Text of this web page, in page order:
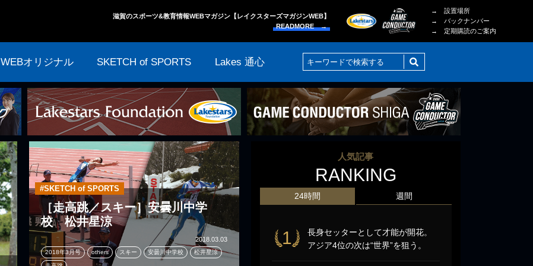
滋賀のスポーツ&教育情報WEBマガジン【レイクスターズマガジンWEB】
READMORE →
→ 設置場所
→ バックナンバー
→ 定期購読のご案内
WEBオリジナル SKETCH of SPORTS Lakes 通心
#SKETCH of SPORTS
［走高跳／スキー］安曇川中学
校 松井星涼
2018.03.03
2018年3月号 others スキー 安曇川中学校 松井星涼
人気記事
RANKING
24時間
1
長身セッターとして才能が開花。
アジア4位の次は“世界”を狙う。
週間